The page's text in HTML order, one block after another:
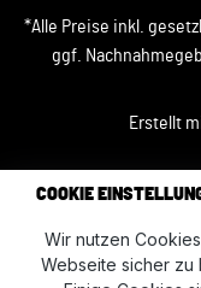
*Alle Preise inkl.
ggf.
Erstellt
COOKIE
Wir nutzen
Webseite sicher zu